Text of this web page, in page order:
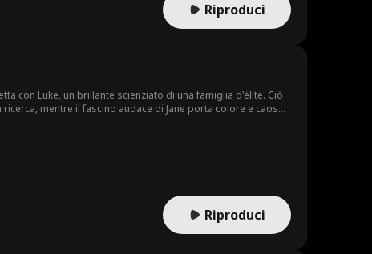
Riproduci
con Luke, un brillante scienziato di una famiglia d'élite. Ciò
mentre il fascino audace di Jane porta colore e caos
Riproduci